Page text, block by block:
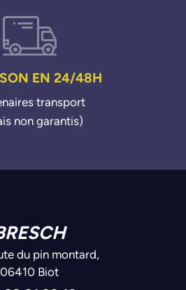
EN 24/48H
transport
non garantis)
du pin montard,
06410 Biot